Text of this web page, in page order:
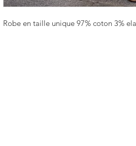
Robe en taille unique 97% coton 3%